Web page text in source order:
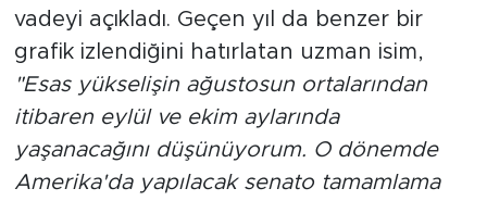
vadeyi açıkladı. Geçen yıl da benzer bir
grafik izlendiğini hatırlatan uzman isim,
"Esas yükselişin ağustosun ortalarından
itibaren eylül ve ekim aylarında
yaşanacağını düşünüyorum. O dönemde
Amerika'da yapılacak senato tamamlama